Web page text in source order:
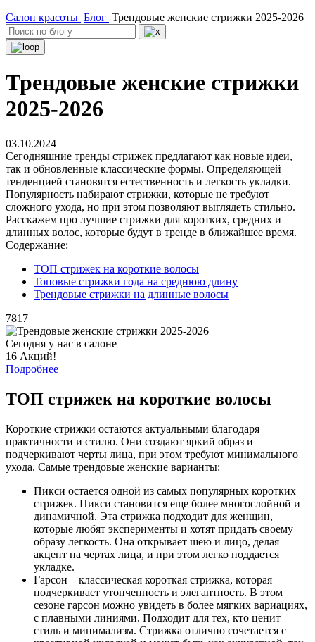
Салон красоты Блог Трендовые женские стрижки 2025-2026
Трендовые женские стрижки
2025-2026
03.10.2024
Сегодняшние тренды стрижек предлагают как новые идеи,
так и обновленные классические формы. Определяющей
тенденцией становятся естественность и легкость укладки.
Популярность набирают стрижки, которые не требуют
сложного ухода, но при этом позволяют выглядеть стильно.
Расскажем про лучшие стрижки для коротких, средних и
длинных волос, которые будут в тренде в ближайшее время.
Содержание:
ТОП стрижек на короткие волосы
Топовые стрижки года на среднюю длину
Трендовые стрижки на длинные волосы
7817
Сегодня у нас в салоне
16 Акций!
Подробнее
ТОП стрижек на короткие волосы
Короткие стрижки остаются актуальными благодаря
практичности и стилю. Они создают яркий образ и
подчеркивают черты лица, при этом требуют минимального
ухода. Самые трендовые женские варианты:
Пикси остается одной из самых популярных коротких
стрижек. Пикси становится еще более многослойной и
динамичной. Эта стрижка подходит для женщин,
которые любят эксперименты и хотят придать своему
образу легкость. Она открывает шею и лицо, делая
акцент на чертах лица, и при этом легко поддается
укладке.
Гарсон – классическая короткая стрижка, которая
подчеркивает утонченность и элегантность. В этом
сезоне гарсон можно увидеть в более мягких вариациях,
с плавными линиями. Подходит для тех, кто ценит
стиль и минимализм. Стрижка отлично сочетается с